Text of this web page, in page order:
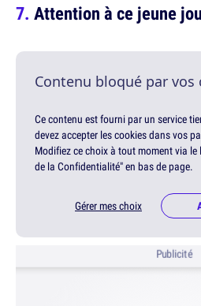
Attention à ce jeune
Contenu bloqué par vos
Ce contenu est fourni par un service
devez accepter les cookies dans vos
Modifiez ce choix à tout moment via le
de la Confidentialité" en bas de page.
Gérer mes choix
Publicité